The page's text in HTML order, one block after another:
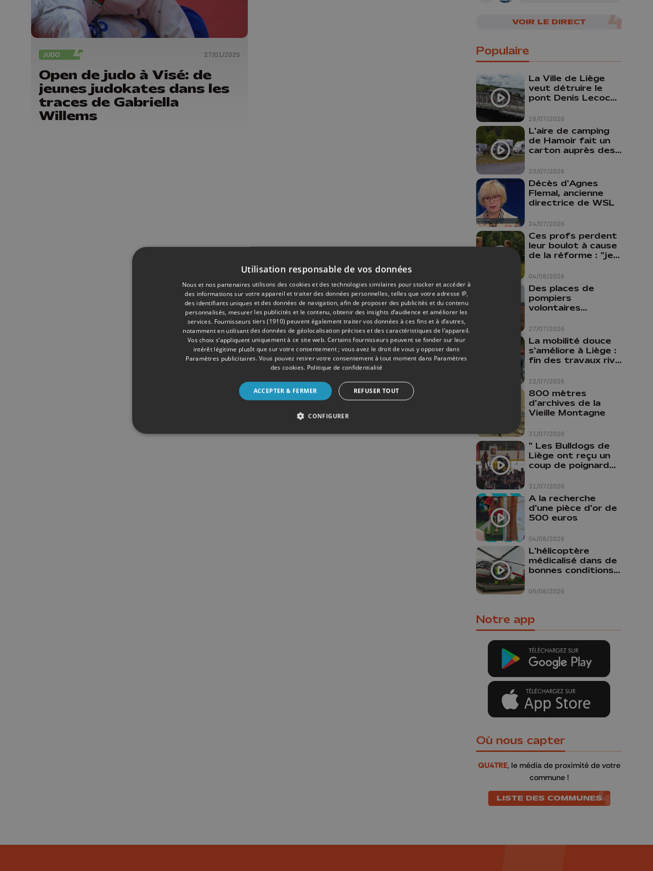
JUDO 27/01/2025
Open de judo à Visé: de
jeunes judokates dans les
traces de Gabriella
Willems
VOIR LE DIRECT
Populaire
28/07/2026
La Ville de Liège
veut détruire le
pont Denis Lecocq
budget pour le
faire
23/07/2026
L'aire de camping
de Hamoir fait un
carton auprès des
24/07/2026
Décès d'Agnes
Flemal, ancienne
directrice de WSL
04/08/2026
Ces profs perdent
leur boulot à cause
de la réforme : "je
comme prof que
comme
pharmacienne"
27/07/2026
Des places de
pompiers
volontaires
province de Liège :
"Un citoyen qui
n'est formé ne
peut pas nous
aider"
22/07/2026
La mobilité douce
s'améliore à Liège :
fin des travaux rive
cyclo-piétonnes
Avroy et
Guillemins...
31/07/2026
800 mètres
d'archives de la
Vieille Montagne
31/07/2026
" Les Bulldogs de
Liège ont reçu un
coup de poignard
04/08/2026
A la recherche
d'une pièce d'or de
500 euros
05/08/2026
L'hélicoptère
médicalisé dans de
bonnes conditions à
Notre app
Où nous capter
QU4TRE, le média de proximité de votre
commune !
LISTE DES COMMUNES
Utilisation responsable de vos données
Nous et nos partenaires utilisons des cookies et des technologies similaires pour stocker et accéder à
des informations sur votre appareil et traiter des données personnelles, telles que votre adresse IP,
des identifiants uniques et des données de navigation, afin de proposer des publicités et du contenu
personnalisés, mesurer les publicités et le contenu, obtenir des insights d’audience et améliorer les
services. Fournisseurs tiers (1910) peuvent également traiter vos données à ces fins et à d’autres,
notamment en utilisant des données de géolocalisation précises et des caractéristiques de l’appareil.
Vos choix s’appliquent uniquement à ce site web. Certains fournisseurs peuvent se fonder sur leur
intérêt légitime plutôt que sur votre consentement ; vous avez le droit de vous y opposer dans
Paramètres publicitaires. Vous pouvez retirer votre consentement à tout moment dans Paramètres
des cookies. Politique de confidentialité
ACCEPTER & FERMER REFUSER TOUT
CONFIGURER